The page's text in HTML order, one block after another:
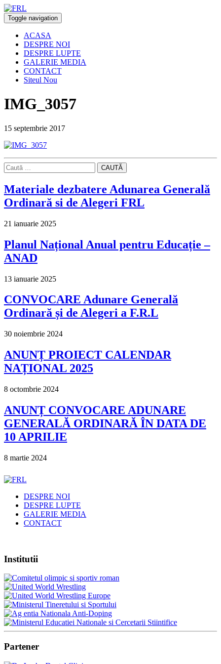
Toggle navigation
ACASA
DESPRE NOI
DESPRE LUPTE
GALERIE MEDIA
CONTACT
Siteul Nou
IMG_3057
15 septembrie 2017
CAUTĂ
Materiale dezbatere Adunarea Generală
Ordinară si de Alegeri FRL
21 ianuarie 2025
Planul Național Anual pentru Educație –
ANAD
13 ianuarie 2025
CONVOCARE Adunare Generală
Ordinară și de Alegeri a F.R.L
30 noiembrie 2024
ANUNȚ PROIECT CALENDAR
NAȚIONAL 2025
8 octombrie 2024
ANUNȚ CONVOCARE ADUNARE
GENERALĂ ORDINARĂ ÎN DATA DE
10 APRILIE
8 martie 2024
DESPRE NOI
DESPRE LUPTE
GALERIE MEDIA
CONTACT
Institutii
Partener